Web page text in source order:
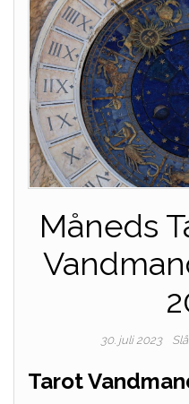
Måneds
30. juli 2023
Tarot